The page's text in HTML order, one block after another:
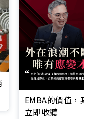
EMBA的價值，
立即收聽